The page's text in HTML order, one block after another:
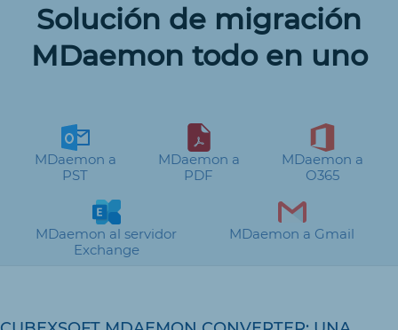
Solución de migración
MDaemon todo en uno
MDaemon a
PST
MDaemon a
PDF
MDaemon a
O365
MDaemon al servidor
Exchange
MDaemon a Gmail